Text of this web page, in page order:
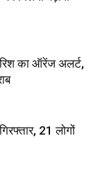
का ऑरेंज अलर्ट,
21 लोगों